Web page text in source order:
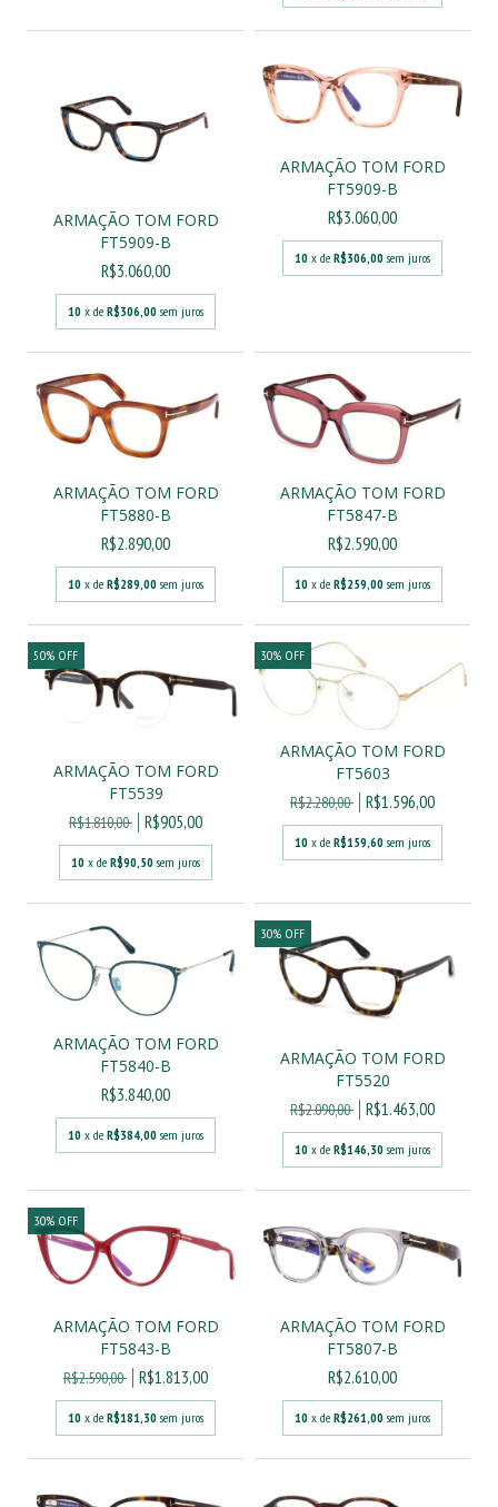
ARMAÇÃO TOM FORD
FT5909-B
R$3.060,00
10 x de R$306,00 sem juros
ARMAÇÃO TOM FORD
FT5909-B
R$3.060,00
10 x de R$306,00 sem juros
ARMAÇÃO TOM FORD
FT5880-B
R$2.890,00
10 x de R$289,00 sem juros
ARMAÇÃO TOM FORD
FT5847-B
R$2.590,00
10 x de R$259,00 sem juros
50% OFF
ARMAÇÃO TOM FORD
FT5539
R$1.810,00 R$905,00
10 x de R$90,50 sem juros
30% OFF
ARMAÇÃO TOM FORD
FT5603
R$2.280,00 R$1.596,00
10 x de R$159,60 sem juros
ARMAÇÃO TOM FORD
FT5840-B
R$3.840,00
10 x de R$384,00 sem juros
30% OFF
ARMAÇÃO TOM FORD
FT5520
R$2.090,00 R$1.463,00
10 x de R$146,30 sem juros
30% OFF
ARMAÇÃO TOM FORD
FT5843-B
R$2.590,00 R$1.813,00
10 x de R$181,30 sem juros
ARMAÇÃO TOM FORD
FT5807-B
R$2.610,00
10 x de R$261,00 sem juros